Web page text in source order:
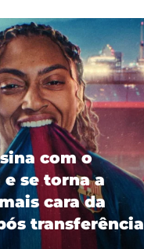
com o
se torna a
cara da
transferência